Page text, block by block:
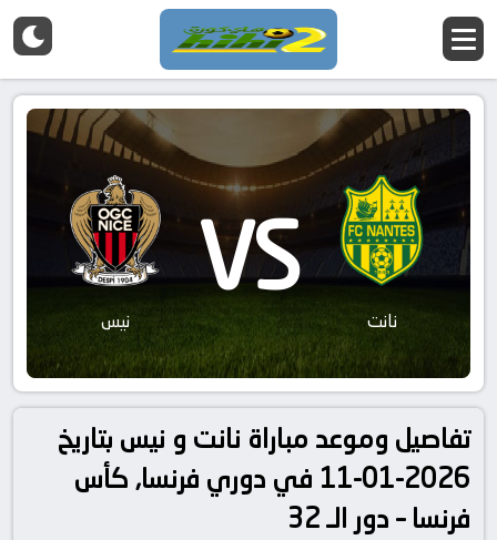
نانت VS نيس
تفاصيل وموعد مباراة نانت و نيس بتاريخ
2026-01-11 في دوري فرنسا, كأس
فرنسا – دور الـ 32